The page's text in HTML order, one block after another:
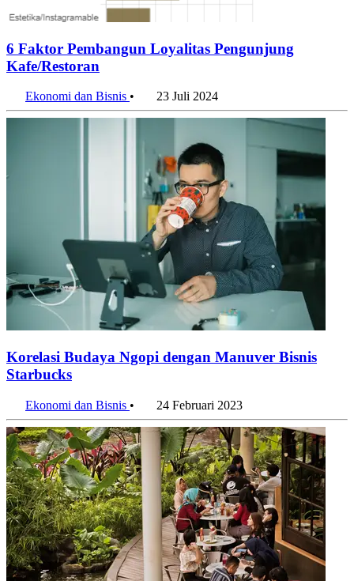
6 Faktor Pembangun Loyalitas Pengunjung
Kafe/Restoran
Ekonomi dan Bisnis • 23 Juli 2024
Korelasi Budaya Ngopi dengan Manuver Bisnis
Starbucks
Ekonomi dan Bisnis • 24 Februari 2023